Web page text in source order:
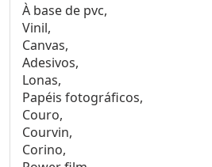
À base de pvc,
Vinil,
Canvas,
Adesivos,
Lonas,
Papéis fotográficos,
Couro,
Courvin,
Corino,